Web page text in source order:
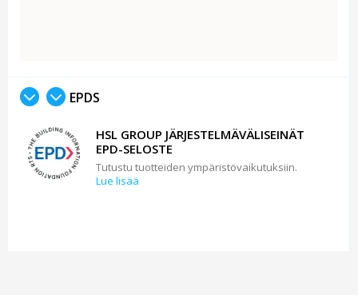
EPDS
HSL GROUP JÄRJESTELMÄVÄLISEINÄT
EPD-SELOSTE
Tutustu tuotteiden ympäristövaikutuksiin.
Lue lisää